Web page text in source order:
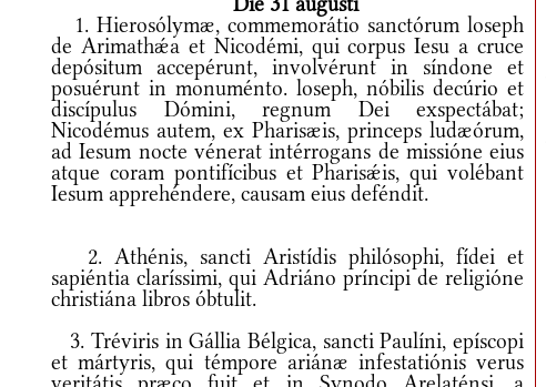
1. Hierosólymæ, commemorátio sanctórum loseph
de Arimathǽa et Nicodémi, qui corpus Iesu a cruce
depósitum accepérunt, involvérunt in síndone et
posuérunt in monuménto. loseph, nóbilis decúrio et
discípulus Dómini, regnum Dei exspectábat;
Nicodémus autem, ex Pharisæis, princeps ludæórum,
ad Iesum nocte vénerat intérrogans de missióne eius
atque coram pontifícibus et Pharisǽis, qui volébant
Iesum apprehéndere, causam eius deféndit.
2. Athénis, sancti Aristídis philósophi, fídei et
sapiéntia claríssimi, qui Adriáno príncipi de religióne
christiána libros óbtulit.
3. Tréviris in Gállia Bélgica, sancti Paulíni, epíscopi
et mártyris, qui témpore ariánæ infestatiónis verus